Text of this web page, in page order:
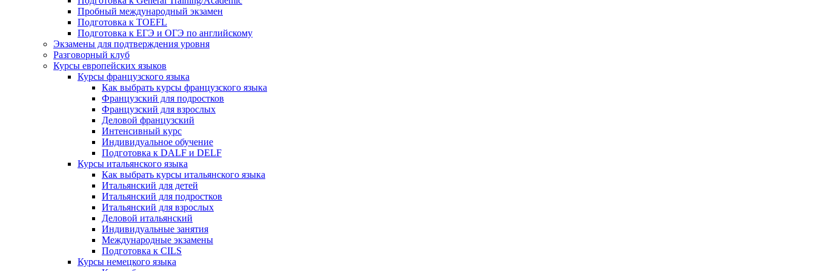
Пробный международный экзамен
Подготовка к TOEFL
Подготовка к ЕГЭ и ОГЭ по английскому
Экзамены для подтверждения уровня
Разговорный клуб
Курсы европейских языков
Курсы французского языка
Как выбрать курсы французского языка
Французский для подростков
Французский для взрослых
Деловой французский
Интенсивный курс
Индивидуальное обучение
Подготовка к DALF и DELF
Курсы итальянского языка
Как выбрать курсы итальянского языка
Итальянский для детей
Итальянский для подростков
Итальянский для взрослых
Деловой итальянский
Индивидуальные занятия
Международные экзамены
Подготовка к CILS
Курсы немецкого языка